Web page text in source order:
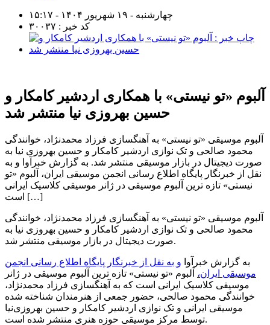
چهارشنبه - ۱۹ شهریور ۱۴۰۴ - ۱۵:۱۷
کد خبر : ۳۰۰۳۷
آلبوم «تو نیستی» با همکاری اردشیر کامکار و
حسین بهروزی نیا منتشر شد
آلبوم موسیقی «تو نیستی» به آهنگسازی فرزاد محمدنژاد، خوانندگی
محمود صالحی و تک نوازی اردشیر کامکار و حسین بهروزی نیا به
صورت دیجیتال در بازار موسیقی منتشر شد. به گزارش خبرآوا و به
نقل از خبرنگار پایگاه اطلاع رسانی انجمن موسیقی ایران، آلبوم «تو
نیستی» تازه ترین آلبوم موسیقی در ژانر موسیقی کلاسیک ایرانی
است […]
آلبوم موسیقی «تو نیستی» به آهنگسازی فرزاد محمدنژاد، خوانندگی
محمود صالحی و تک نوازی اردشیر کامکار و حسین بهروزی نیا به
صورت دیجیتال در بازار موسیقی منتشر شد.
به گزارش خبرآوا و به نقل از خبرنگار پایگاه اطلاع رسانی انجمن
موسیقی ایران، آلبوم «تو نیستی» تازه ترین آلبوم موسیقی در ژانر
موسیقی کلاسیک ایرانی است که به آهنگسازی فرزاد محمدنژاد،
خوانندگی محمود صالحی، حضور جمعی از هنرمندان شناخته شده
موسیقی ایرانی و تک نوازی اردشیر کامکار و حسین بهروزی‌نیا
توسط مرکز موسیقی حوزه هنری منتشر شده است.